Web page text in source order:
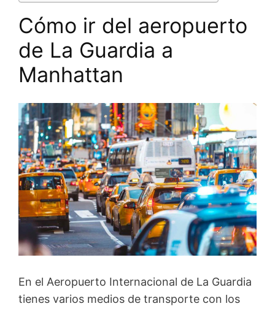
Cómo ir del aeropuerto
de La Guardia a
Manhattan
En el Aeropuerto Internacional de La Guardia
tienes varios medios de transporte con los